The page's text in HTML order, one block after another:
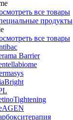
все товары
продукты
все товары
Barrier